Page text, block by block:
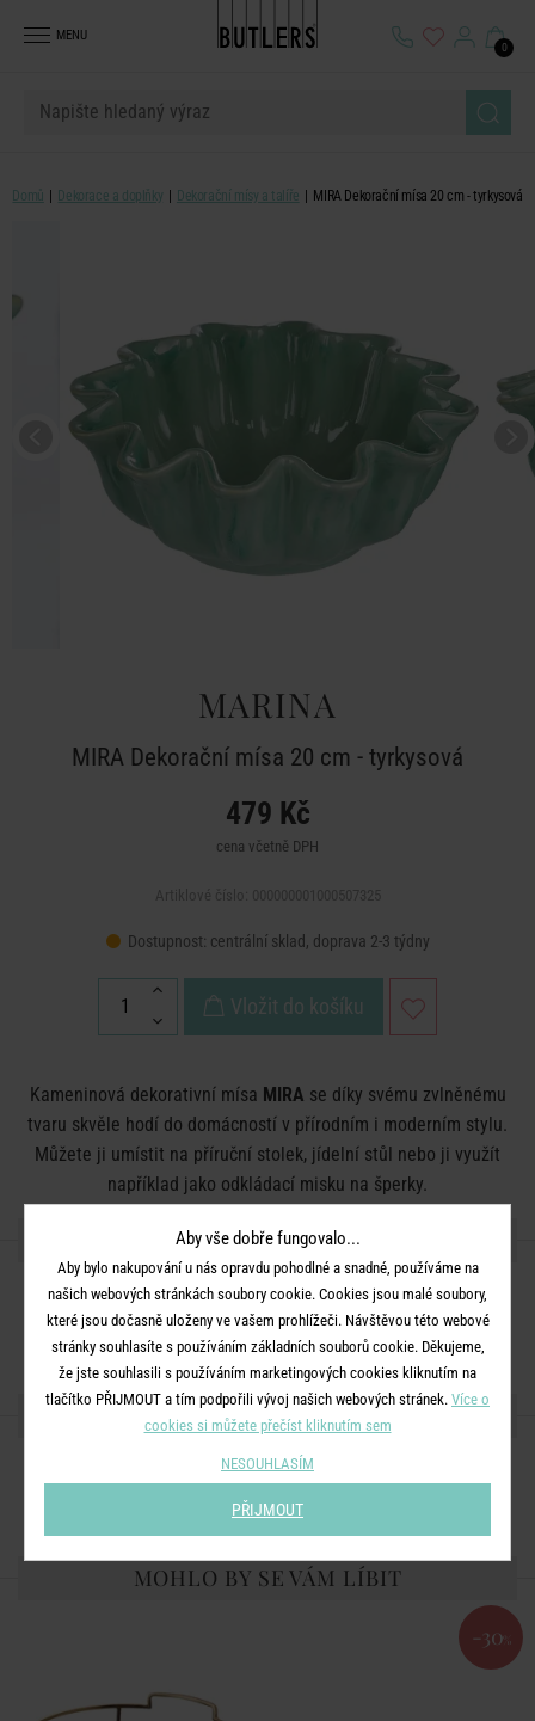
MENU
0
Domů Dekorace a doplňky Dekorační mísy a talíře MIRA Dekorační mísa 20 cm - tyrkysová
MARINA
MIRA Dekorační mísa 20 cm - tyrkysová
479 Kč
cena včetně DPH
Dostupnost: centrální sklad, doprava 2-3 týdny
Vložit do košíku
Kameninová dekorativní mísa MIRA se díky svému zvlněnému
tvaru skvěle hodí do domácností v přírodním i moderním stylu.
Můžete ji umístit na příruční stolek, jídelní stůl nebo ji využít
například jako odkládací misku na šperky.
DETAILY PRODUKTU
Rozměry:průměr 20 x V 8 cm
Materiál:kamenina
SDÍLEJTE S PŘÁTELI
MOHLO BY SE VÁM LÍBIT
-30 %
Aby vše dobře fungovalo...
Aby bylo nakupování u nás opravdu pohodlné a snadné, používáme na
našich webových stránkách soubory cookie. Cookies jsou malé soubory,
které jsou dočasně uloženy ve vašem prohlížeči. Návštěvou této webové
stránky souhlasíte s používáním základních souborů cookie. Děkujeme,
že jste souhlasili s používáním marketingových cookies kliknutím na
tlačítko PŘIJMOUT a tím podpořili vývoj našich webových stránek. Více o
cookies si můžete přečíst kliknutím sem
NESOUHLASÍM
PŘIJMOUT